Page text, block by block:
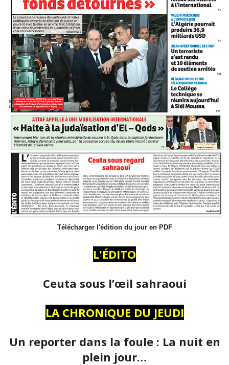
Télécharger l'édition du jour en PDF
L'ÉDITO
Ceuta sous l’œil sahraoui
LA CHRONIQUE DU JEUDI
Un reporter dans la foule : La nuit en
plein jour…